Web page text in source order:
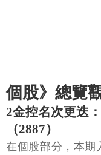
個股》總覽
2金控名次更迭
（2887）
在個股部分，本期